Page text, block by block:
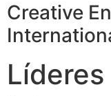
Creative
Líderes